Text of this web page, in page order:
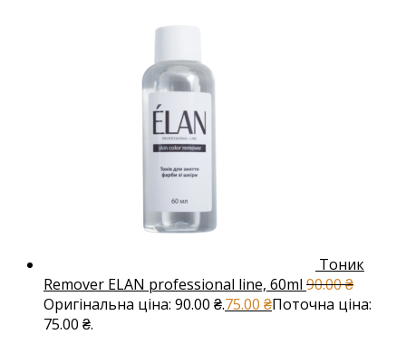
Тоник
Remover ELAN professional line, 60ml 90.00₴
Оригінальна ціна: 90.00 ₴.75.00 ₴Поточна ціна:
75.00 ₴.